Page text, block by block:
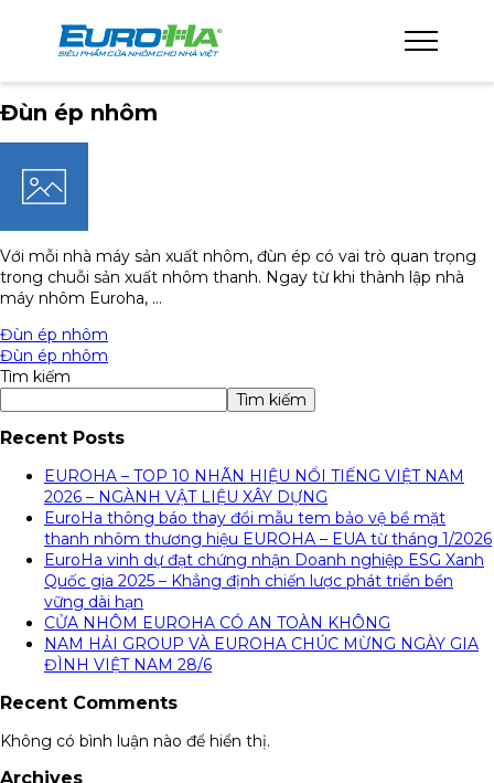
Đùn ép nhôm
Với mỗi nhà máy sản xuất nhôm, đùn ép có vai trò quan trọng
trong chuỗi sản xuất nhôm thanh. Ngay từ khi thành lập nhà
máy nhôm Euroha, …
Đùn ép nhôm
Đùn ép nhôm
Tìm kiếm
Tìm kiếm
Recent Posts
EUROHA – TOP 10 NHÃN HIỆU NỔI TIẾNG VIỆT NAM
2026 – NGÀNH VẬT LIỆU XÂY DỰNG
EuroHa thông báo thay đổi mẫu tem bảo vệ bề mặt
thanh nhôm thương hiệu EUROHA – EUA từ tháng 1/2026
EuroHa vinh dự đạt chứng nhận Doanh nghiệp ESG Xanh
Quốc gia 2025 – Khẳng định chiến lược phát triển bền
vững dài hạn
CỬA NHÔM EUROHA CÓ AN TOÀN KHÔNG
NAM HẢI GROUP VÀ EUROHA CHÚC MỪNG NGÀY GIA
ĐÌNH VIỆT NAM 28/6
Recent Comments
Không có bình luận nào để hiển thị.
Archives